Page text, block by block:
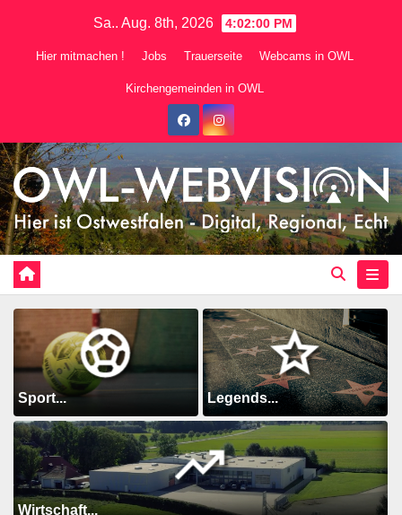
Sa.. Aug. 8th, 2026 4:02:02 PM
Hier mitmachen ! Jobs Trauerseite Webcams in OWL
Kirchengemeinden in OWL
Sport... Legends...
Wirtschaft...